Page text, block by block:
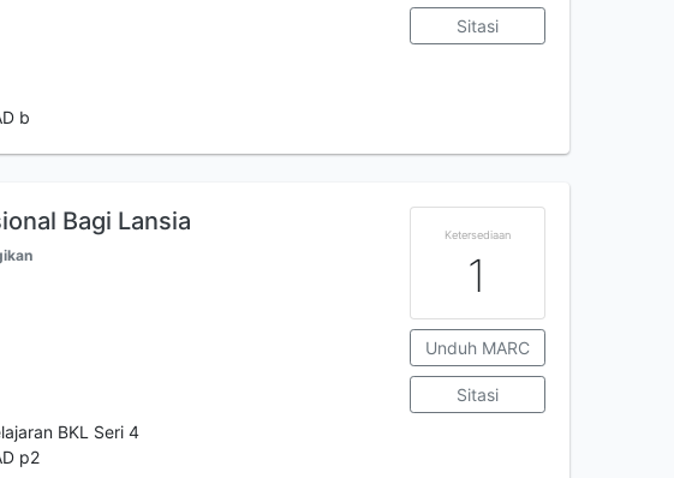
b
Sitasi
Bagi Lansia
BKL Seri 4
p2
Ketersediaan
1
Unduh MARC
Sitasi